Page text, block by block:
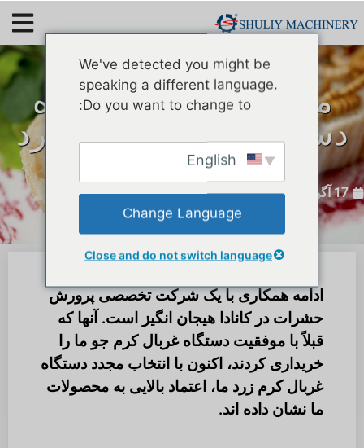
مشتری کانادایی دوباره
دستگاه الک کرم پودر زرد
را خریداری می کند
17 آگوست 2023
ادامه همکاری با یک شرکت تخصصی پرورش
حشرات در کانادا هیجان انگیز است. آنها که
قبلاً با موفقیت دستگاه غربال کرم جو ما را
خریداری کردند، اکنون با انتخاب مجدد دستگاه
غربال کرم زرد ما، اعتماد بالایی به محصولات
ما نشان داده اند.
We've detected you might be
speaking a different language.
Do you want to change to:
Change Language
Close and do not switch language